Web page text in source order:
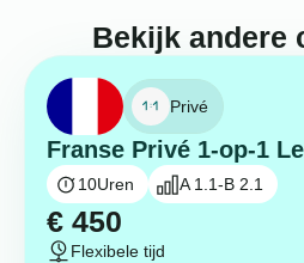
Bekijk andere
Privé
Franse Privé 1-op-1
10Uren A 1.1-B 2.1
€ 450
Flexibele tijd